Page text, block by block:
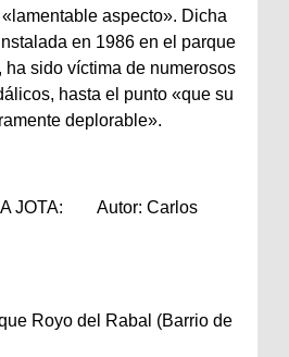
aspecto». Dicha
en 1986 en el parque
ha sido víctima de numerosos
hasta el punto «que su
deplorable».
JOTA: Autor: Carlos
Royo del Rabal (Barrio de